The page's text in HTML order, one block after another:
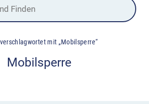
mit „Mobilsperre“
Mobilsperre